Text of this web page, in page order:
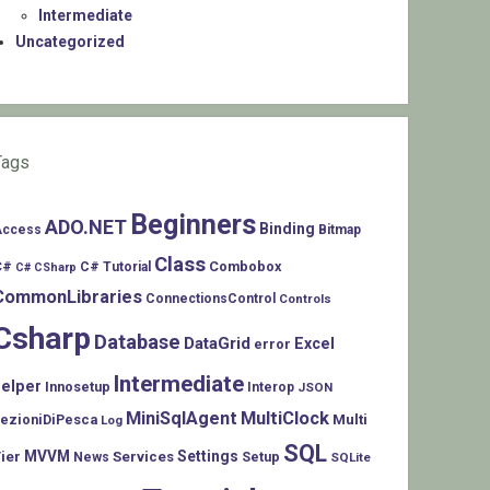
Intermediate
Uncategorized
ADO.NET Beginners Binding Bitmap
C# CSharp C# Tutorial Class Combobox
ConnectionsControl Controls
Database DataGrid error Excel
Innosetup Intermediate Interop JSON
Log MiniSqlAgent MultiClock Multi
MVVM News Services Settings Setup SQL SQLite